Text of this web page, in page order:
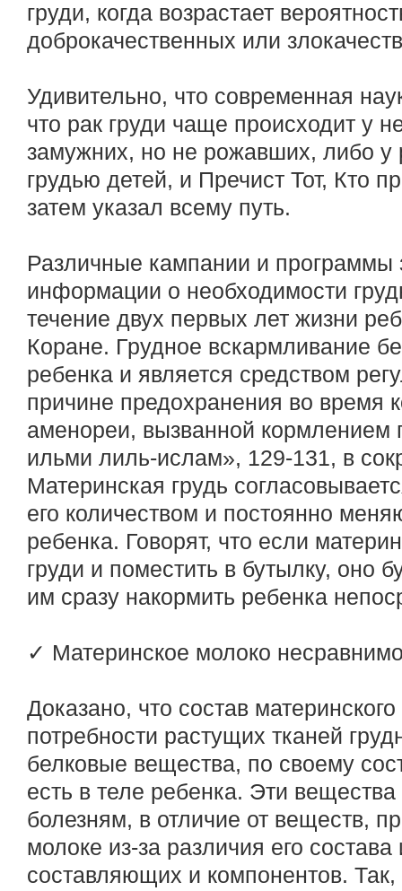
груди, когда возрастает
доброкачественных или
Удивительно, что современная
что рак груди чаще происходит у
замужних, но не рожавших, либо
грудью детей, и Пречист Тот, Кто
затем указал всему путь.
Различные кампании и программы
информации о необходимости
течение двух первых лет жизни
Коране. Грудное вскармливание
ребенка и является средством
причине предохранения во время
аменореи, вызванной кормлением
ильми лиль-ислам», 129-131, в
Материнская грудь
его количеством и постоянно
ребенка. Говорят, что если
груди и поместить в бутылку, оно
им сразу накормить ребенка
✓ Материнское молоко
Доказано, что состав
потребности растущих тканей
белковые вещества, по своему
есть в теле ребенка. Эти вещества
болезням, в отличие от веществ,
молоке из-за различия его состава
составляющих и компонентов.